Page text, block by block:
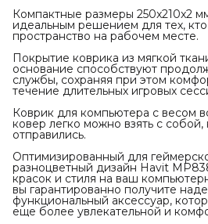
Компактные размеры 250x210x2
идеальным решением для тех,
пространство на рабочем месте.
Покрытие коврика из мягкой
основание способствуют
службы, сохраняя при этом
течение длительных игровых
Коврик для компьютера с весом
ковер легко можно взять с
отправились.
Оптимизированный для
разноцветный дизайн Havit
красок и стиля на ваш
вы гарантированно получите
функциональный аксессуар,
еще более увлекательной и